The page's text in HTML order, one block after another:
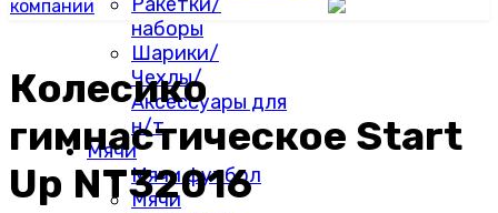
наборы
Шарики/
Чехлы/
Аксессуары для
н/т
Мячи
Мячи футбол
Мячи
компании
Колесико
гимнастическое Start
Up NT32016